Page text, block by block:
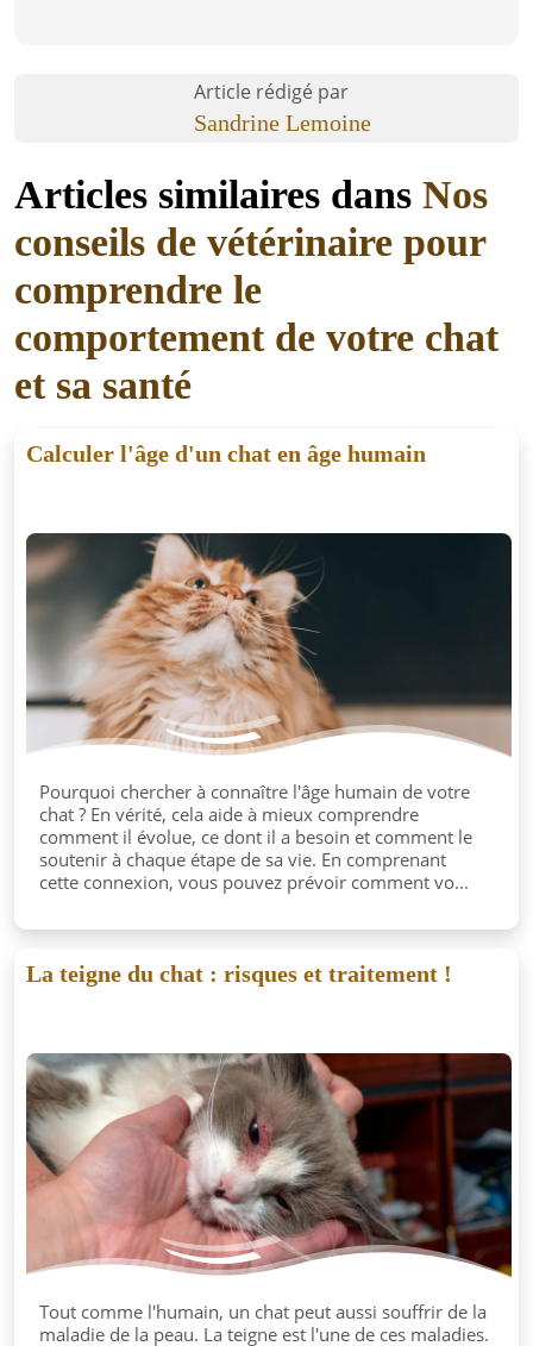
Article rédigé par
Sandrine Lemoine
Articles similaires dans Nos
conseils de vétérinaire pour
comprendre le
comportement de votre chat
et sa santé
Calculer l'âge d'un chat en âge humain
Pourquoi chercher à connaître l'âge humain de votre
chat ? En vérité, cela aide à mieux comprendre
comment il évolue, ce dont il a besoin et comment le
soutenir à chaque étape de sa vie. En comprenant
cette connexion, vous pouvez prévoir comment vo...
La teigne du chat : risques et traitement !
Tout comme l'humain, un chat peut aussi souffrir de la
maladie de la peau. La teigne est l'une de ces maladies.